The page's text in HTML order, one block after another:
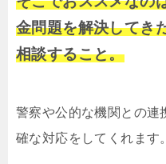
金問題を解決してき
相談すること。
警察や公的な機関との連
確な対応をしてくれます。